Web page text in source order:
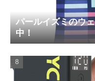
パールイズミのウ
中！